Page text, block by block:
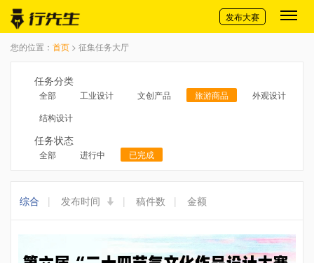
切换导航
发布大赛
您的位置： 首页 > 征集任务大厅
任务分类
全部 工业设计 文创产品 旅游商品
外观设计
结构设计
任务状态
全部 进行中 已完成
综合 | 发布时间 | 稿件数 | 金额